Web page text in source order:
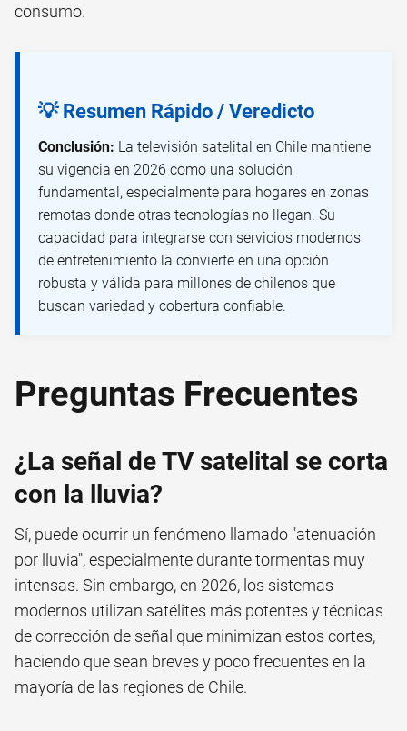
consumo.
💡 Resumen Rápido / Veredicto
Conclusión: La televisión satelital en Chile mantiene
su vigencia en 2026 como una solución
fundamental, especialmente para hogares en zonas
remotas donde otras tecnologías no llegan. Su
capacidad para integrarse con servicios modernos
de entretenimiento la convierte en una opción
robusta y válida para millones de chilenos que
buscan variedad y cobertura confiable.
Preguntas Frecuentes
¿La señal de TV satelital se corta
con la lluvia?
Sí, puede ocurrir un fenómeno llamado "atenuación
por lluvia", especialmente durante tormentas muy
intensas. Sin embargo, en 2026, los sistemas
modernos utilizan satélites más potentes y técnicas
de corrección de señal que minimizan estos cortes,
haciendo que sean breves y poco frecuentes en la
mayoría de las regiones de Chile.